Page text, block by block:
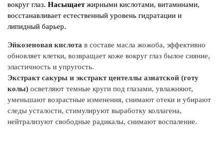
вокруг глаз. Насыщаетжирными кислотами, витаминами,
восстанавливает естественный уровень гидратации и
липидный барьер.
Эйкозеновая кислота в составе масла жожоба, эффективно
обновляет клетки, возвращает коже вокруг глаз былое сияние,
эластичность и упругость.
Экстракт сакуры и экстракт центеллы азиатской (готу
колы) осветляют темные круги под глазами, увлажняют,
уменьшают возрастные изменения, снимают отеки и убирают
следы усталости, стимулируют выработку коллагена,
нейтрализуют свободные радикалы, снимают воспаление.